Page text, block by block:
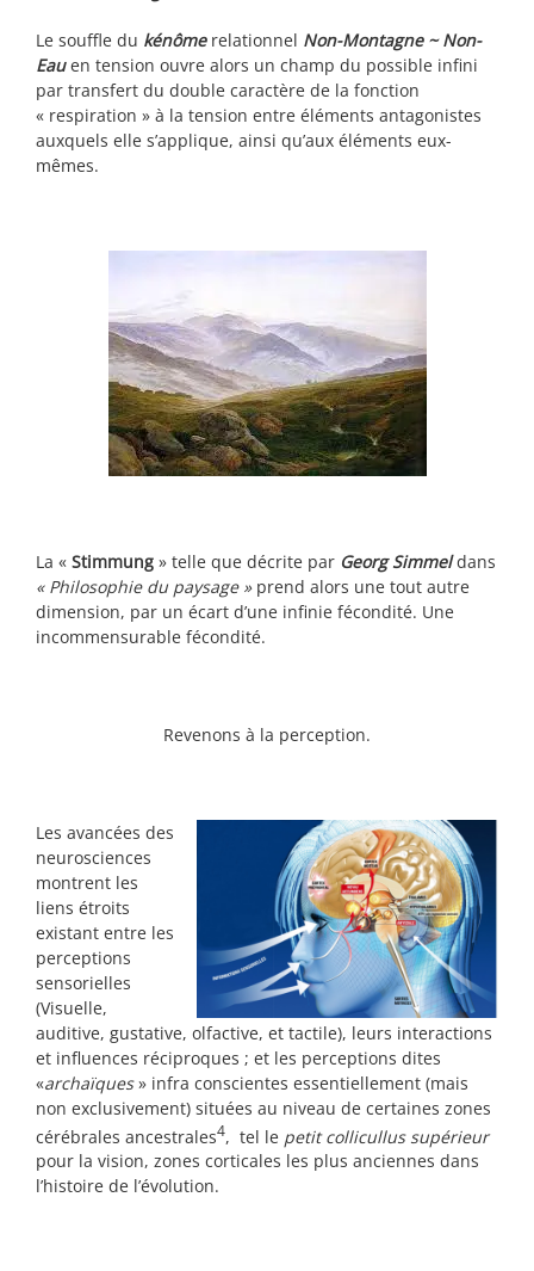
Le souffle du kénômerelationnel Non-Montagne ~ Non-
Eauen tension ouvre alors un champ du possible infini
par transfert du double caractère de la fonction
« respiration » à la tension entre éléments antagonistes
auxquels elle s’applique, ainsi qu’aux éléments eux-
mêmes.
La « Stimmung » telle que décrite par Georg Simmeldans
« Philosophie du paysage » prend alors une tout autre
dimension, par un écart d’une infinie fécondité. Une
incommensurable fécondité.
Revenons à la perception.
Les avancées des
neurosciences
montrent les
liens étroits
existant entre les
perceptions
sensorielles
(Visuelle,
auditive, gustative, olfactive, et tactile), leurs interactions
et influences réciproques ; et les perceptions dites
«archaïques» infra conscientes essentiellement (mais
non exclusivement) situées au niveau de certaines zones
cérébrales ancestrales4, tel le petit collicullus supérieur
pour la vision, zones corticales les plus anciennes dans
l’histoire de l’évolution.